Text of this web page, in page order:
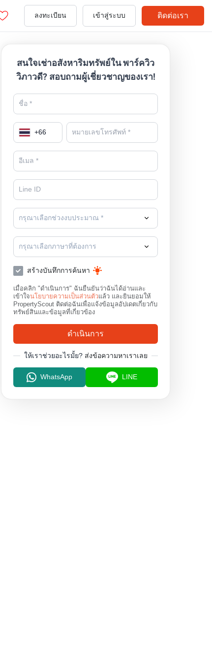
ลงทะเบียน เข้าสู่ระบบ ติดต่อเรา
สนใจเช่าอสังหาริมทรัพย์ใน พาร์ควิว
วิภาวดี? สอบถามผู้เชี่ยวชาญของเรา!
+66
กรุณาเลือกช่วงงบประมาณ *
กรุณาเลือกภาษาที่ต้องการ
สร้างบันทึกการค้นหา
เมื่อคลิก "ดำเนินการ" ฉันยืนยันว่าฉันได้อ่านและ
เข้าใจนโยบายความเป็นส่วนตัวแล้ว และยินยอมให้
PropertyScout ติดต่อฉันเพื่อแจ้งข้อมูลอัปเดตเกี่ยวกับ
ทรัพย์สินและข้อมูลที่เกี่ยวข้อง
ดำเนินการ
ให้เราช่วยอะไรมั้ย? ส่งข้อความหาเราเลย
WhatsApp LINE